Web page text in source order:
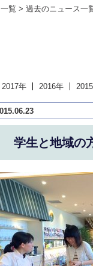
覧 > 過去のニュース一
2017年 2016年
学生と地域の